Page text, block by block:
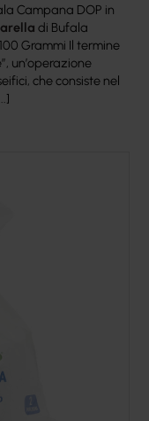
Campana DOP in
di Bufala
Grammi Il termine
un’operazione
che consiste nel